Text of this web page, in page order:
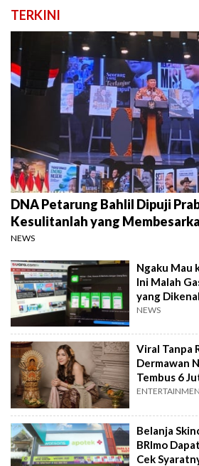
TERKINI
DNA Petarung Bahlil Dipuji
Kesulitanlah yang
NEWS
Ngaku Mau
Ini Malah
yang
NEWS
Viral Tanpa
Dermawan
Tembus 6
Belanja
BRImo
Cek